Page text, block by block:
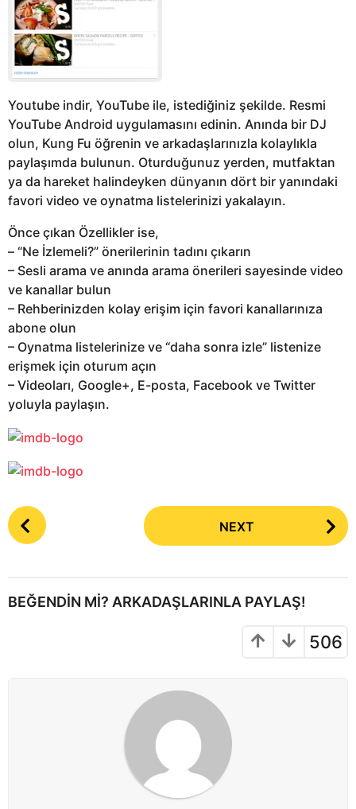
Youtube indir, YouTube ile, istediğiniz şekilde. Resmi
YouTube Android uygulamasını edinin. Anında bir DJ
olun, Kung Fu öğrenin ve arkadaşlarınızla kolaylıkla
paylaşımda bulunun. Oturduğunuz yerden, mutfaktan
ya da hareket halindeyken dünyanın dört bir yanındaki
favori video ve oynatma listelerinizi yakalayın.
Önce çıkan Özellikler ise,
– “Ne İzlemeli?” önerilerinin tadını çıkarın
– Sesli arama ve anında arama önerileri sayesinde video
ve kanallar bulun
– Rehberinizden kolay erişim için favori kanallarınıza
abone olun
– Oynatma listelerinize ve “daha sonra izle” listenize
erişmek için oturum açın
– Videoları, Google+, E-posta, Facebook ve Twitter
yoluyla paylaşın.
P
o
P
NEXT
BEĞENDIN MI? ARKADAŞLARINLA PAYLAŞ!
506